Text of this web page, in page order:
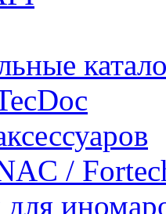
/
для